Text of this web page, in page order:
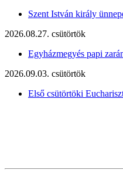
Szent István király
2026.08.27. csütörtök
Egyházmegyés papi
2026.09.03. csütörtök
Első csütörtöki